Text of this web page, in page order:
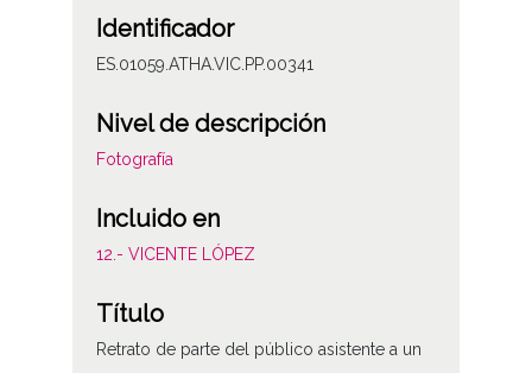
Identificador
ES.01059.ATHA.VIC.PP.00341
Nivel de descripción
Fotografía
Incluido en
12.- VICENTE LÓPEZ
Título
Retrato de parte del público asistente a un